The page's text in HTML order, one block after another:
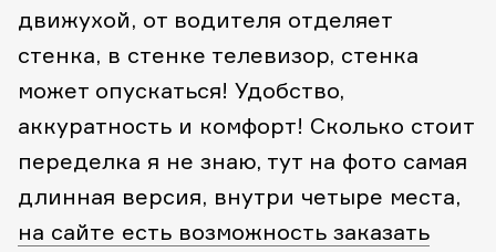
движухой, от водителя отделяет
стенка, в стенке телевизор, стенка
может опускаться! Удобство,
аккуратность и комфорт! Сколько стоит
переделка я не знаю, тут на фото самая
длинная версия, внутри четыре места,
на сайте есть возможность заказать